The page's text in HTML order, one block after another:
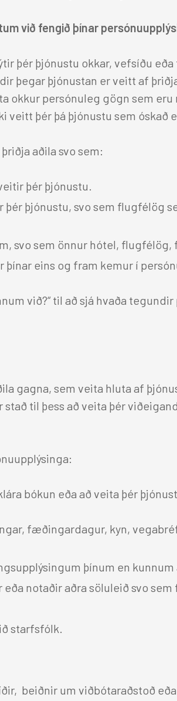
við fengið þínar
þér þjónustu okkar, vefsíðu
þegar þjónustan er veitt af
persónuleg gögn sem
þér þá þjónustu sem óskað
aðila svo sem:
þér þjónustu.
þjónustu, svo sem flugfélög
sem önnur hótel, flugfélög,
eins og fram kemur í
við?“ til að sjá hvaða
gagna, sem veita hluta af
til þess að veita þér
bókun eða að veita þér
fæðingardagur, kyn,
þínum en
notaðir aðra söluleið svo
starfsfólk.
beiðnir um viðbótaraðstoð